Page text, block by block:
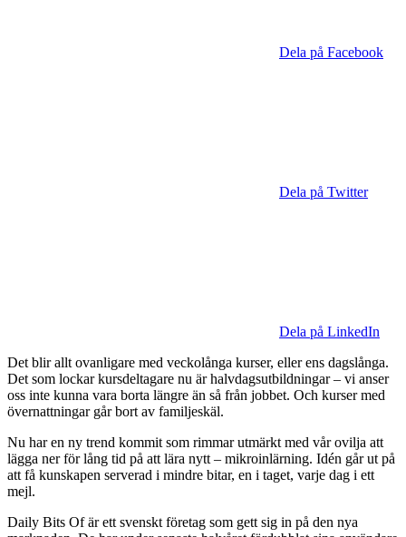
Dela på Facebook
Dela på Twitter
Dela på LinkedIn
Det blir allt ovanligare med veckolånga kurser, eller ens dagslånga.
Det som lockar kursdeltagare nu är halvdagsutbildningar – vi anser
oss inte kunna vara borta längre än så från jobbet. Och kurser med
övernattningar går bort av familjeskäl.
Nu har en ny trend kommit som rimmar utmärkt med vår ovilja att
lägga ner för lång tid på att lära nytt – mikroinlärning. Idén går ut på
att få kunskapen serverad i mindre bitar, en i taget, varje dag i ett
mejl.
Daily Bits Of är ett svenskt företag som gett sig in på den nya